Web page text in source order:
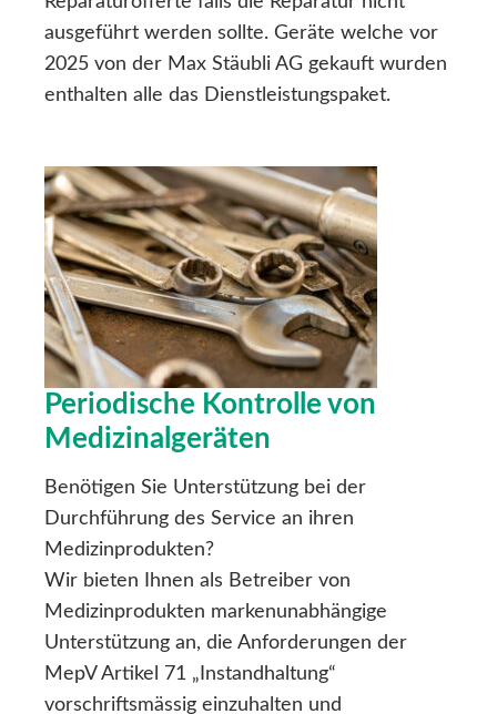
ausgeführt werden sollte. Geräte welche vor
2025 von der Max Stäubli AG gekauft wurden
enthalten alle das Dienstleistungspaket.
Periodische Kontrolle von
Medizinalgeräten
Benötigen Sie Unterstützung bei der
Durchführung des Service an ihren
Medizinprodukten?
Wir bieten Ihnen als Betreiber von
Medizinprodukten markenunabhängige
Unterstützung an, die Anforderungen der
MepV Artikel 71 „Instandhaltung“
vorschriftsmässig einzuhalten und